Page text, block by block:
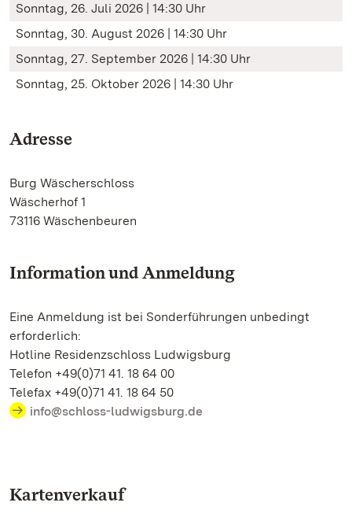
Sonntag, 26. Juli 2026 | 14:30 Uhr
Sonntag, 30. August 2026 | 14:30 Uhr
Sonntag, 27. September 2026 | 14:30 Uhr
Sonntag, 25. Oktober 2026 | 14:30 Uhr
Adresse
Burg Wäscherschloss
Wäscherhof 1
73116 Wäschenbeuren
Information und Anmeldung
Eine Anmeldung ist bei Sonderführungen unbedingt
erforderlich:
Hotline Residenzschloss Ludwigsburg
Telefon +49(0)71 41. 18 64 00
Telefax +49(0)71 41. 18 64 50
info@schloss-ludwigsburg.de
Kartenverkauf